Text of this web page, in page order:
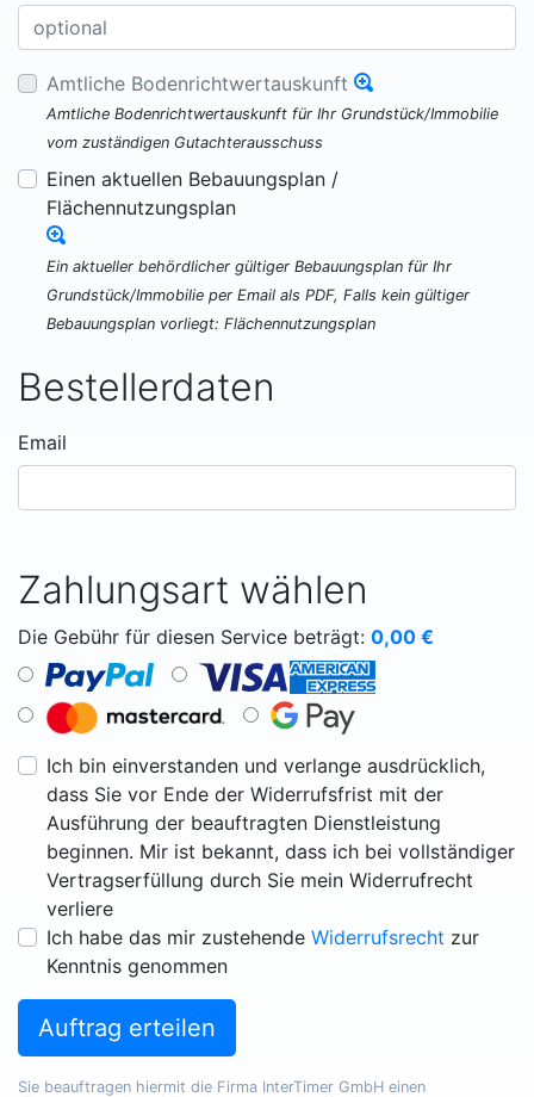
Amtliche Bodenrichtwertauskunft
Amtliche Bodenrichtwertauskunft für Ihr Grundstück/Immobilie
vom zuständigen Gutachterausschuss
Einen aktuellen Bebauungsplan /
Flächennutzungsplan
Ein aktueller behördlicher gültiger Bebauungsplan für Ihr
Grundstück/Immobilie per Email als PDF, Falls kein gültiger
Bebauungsplan vorliegt: Flächennutzungsplan
Bestellerdaten
Email
Zahlungsart wählen
Die Gebühr für diesen Service beträgt: 0,00 €
Ich bin einverstanden und verlange ausdrücklich,
dass Sie vor Ende der Widerrufsfrist mit der
Ausführung der beauftragten Dienstleistung
beginnen. Mir ist bekannt, dass ich bei vollständiger
Vertragserfüllung durch Sie mein Widerrufrecht
verliere
Ich habe das mir zustehende Widerrufsrecht zur
Kenntnis genommen
Auftrag erteilen
Sie beauftragen hiermit die Firma InterTimer GmbH einen